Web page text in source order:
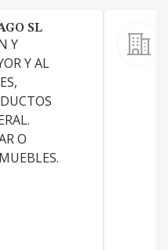
SL
Y
Y AL
O